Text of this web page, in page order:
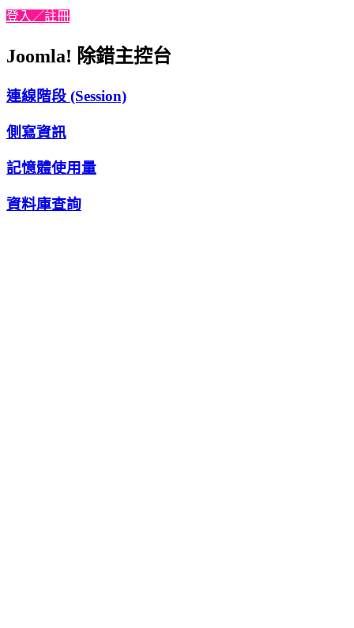
登入／註冊
Joomla! 除錯主控台
連線階段 (Session)
側寫資訊
記憶體使用量
資料庫查詢